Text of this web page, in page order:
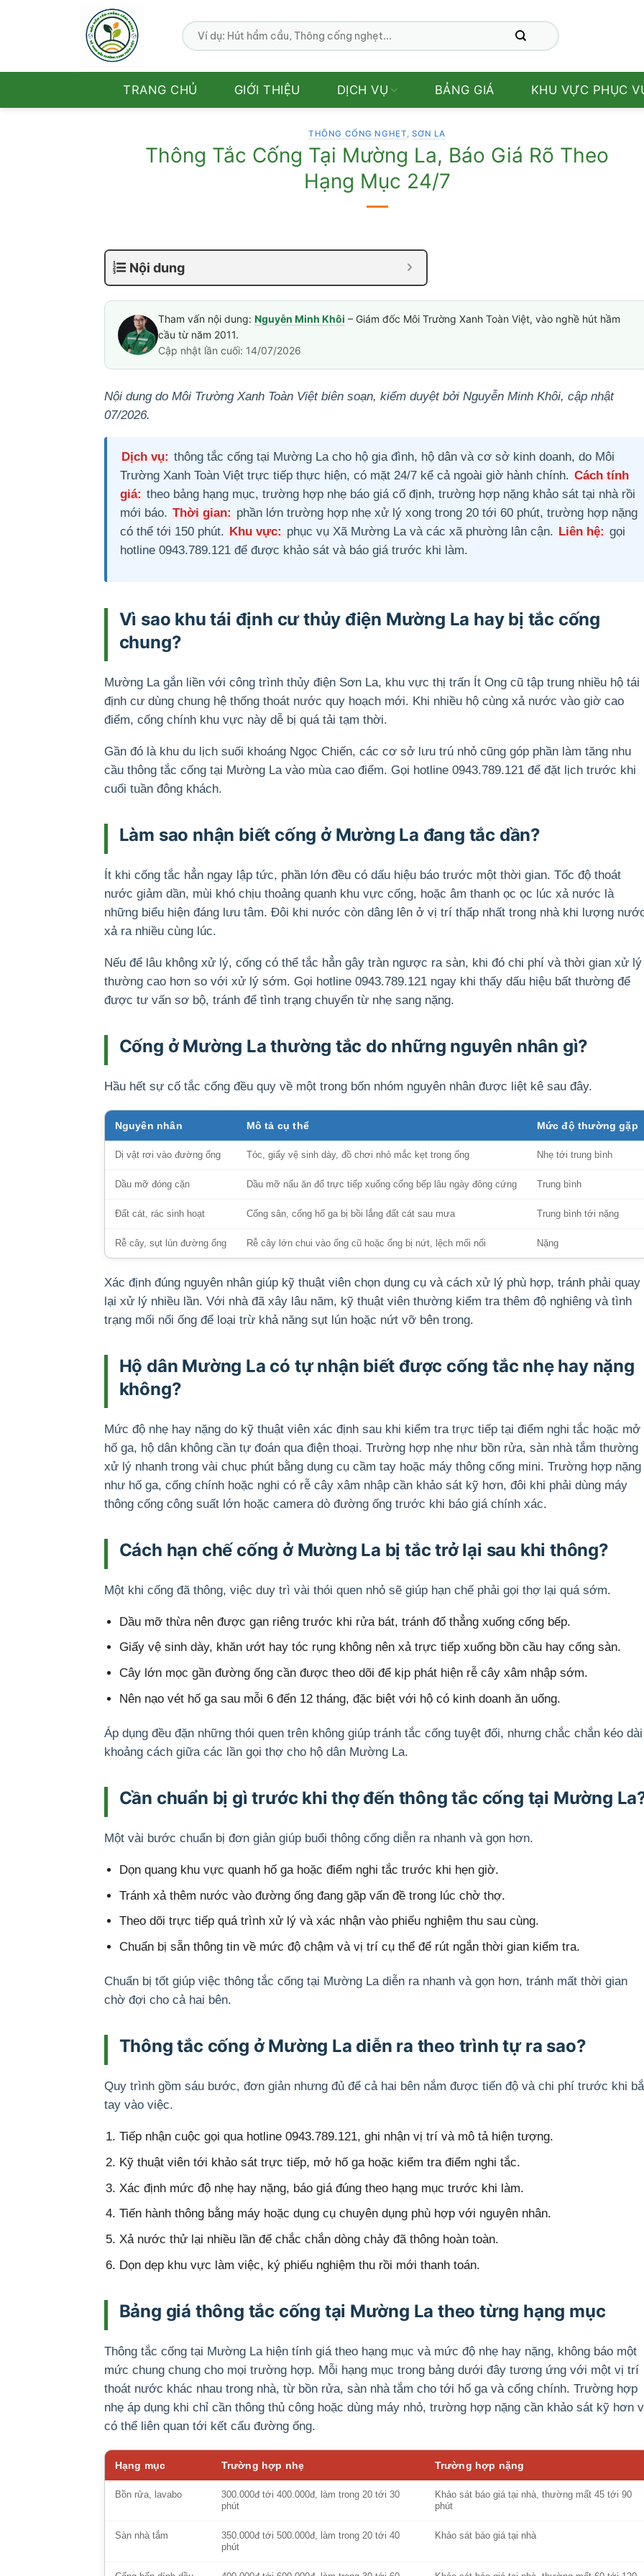
TRANG CHỦ GIỚI THIỆU DỊCH VỤ BẢNG GIÁ KHU VỰC PHỤC
THÔNG CỐNG NGHẸT,SƠN LA
Thông Tắc Cống Tại Mường La, Báo Giá Rõ Theo
Hạng Mục 24/7
Nội dung
Tham vấn nội dung: Nguyễn Minh Khôi – Giám đốc Môi Trường Xanh Toàn Việt, vào nghề hút hầm
cầu từ năm 2011.
Cập nhật lần cuối: 14/07/2026
Nội dung do Môi Trường Xanh Toàn Việt biên soạn, kiểm duyệt bởi Nguyễn Minh Khôi, cập nhật
07/2026.
Dịch vụ: thông tắc cống tại Mường La cho hộ gia đình, hộ dân và cơ sở kinh doanh, do Môi
Trường Xanh Toàn Việt trực tiếp thực hiện, có mặt 24/7 kể cả ngoài giờ hành chính.
Cách tính
giá: theo bảng hạng mục, trường hợp nhẹ báo giá cố định, trường hợp nặng khảo sát tại nhà rồi
mới báo.
Thời gian: phần lớn trường hợp nhẹ xử lý xong trong 20 tới 60 phút, trường hợp nặng
có thể tới 150 phút.
Khu vực: phục vụ Xã Mường La và các xã phường lân cận. Liên hệ: gọi
hotline 0943.789.121 để được khảo sát và báo giá trước khi làm.
Vì sao khu tái định cư thủy điện Mường La hay bị tắc cống
chung?
Mường La gắn liền với công trình thủy điện Sơn La, khu vực thị trấn Ít Ong cũ tập trung nhiều hộ tái
định cư dùng chung hệ thống thoát nước quy hoạch mới. Khi nhiều hộ cùng xả nước vào giờ cao
điểm, cống chính khu vực này dễ bị quá tải tạm thời.
Gần đó là khu du lịch suối khoáng Ngọc Chiến, các cơ sở lưu trú nhỏ cũng góp phần làm tăng nhu
cầu thông tắc cống tại Mường La vào mùa cao điểm. Gọi hotline 0943.789.121 để đặt lịch trước khi
cuối tuần đông khách.
Làm sao nhận biết cống ở Mường La đang tắc dần?
Ít khi cống tắc hẳn ngay lập tức, phần lớn đều có dấu hiệu báo trước một thời gian. Tốc độ thoát
nước giảm dần, mùi khó chịu thoảng quanh khu vực cống, hoặc âm thanh ọc ọc lúc xả nước là
những biểu hiện đáng lưu tâm. Đôi khi nước còn dâng lên ở vị trí thấp nhất trong nhà khi lượng
xả ra nhiều cùng lúc.
Nếu để lâu không xử lý, cống có thể tắc hẳn gây tràn ngược ra sàn, khi đó chi phí và thời gian xử lý
thường cao hơn so với xử lý sớm. Gọi hotline 0943.789.121 ngay khi thấy dấu hiệu bất thường để
được tư vấn sơ bộ, tránh để tình trạng chuyển từ nhẹ sang nặng.
Cống ở Mường La thường tắc do những nguyên nhân gì?
Hầu hết sự cố tắc cống đều quy về một trong bốn nhóm nguyên nhân được liệt kê sau đây.
Nguyên nhân Mô tả cụ thể Mức độ thường gặp
Dị vật rơi vào đường ống Tóc, giấy vệ sinh dày, đồ chơi nhỏ mắc kẹt trong ống Nhẹ tới trung bình
Dầu mỡ đóng cặn Dầu mỡ nấu ăn đổ trực tiếp xuống cống bếp lâu ngày đông cứng Trung bình
Đất cát, rác sinh hoạt Cống sân, cống hố ga bị bồi lắng đất cát sau mưa Trung bình tới nặng
Rễ cây, sụt lún đường ống Rễ cây lớn chui vào ống cũ hoặc ống bị nứt, lệch mối nối Nặng
Xác định đúng nguyên nhân giúp kỹ thuật viên chọn dụng cụ và cách xử lý phù hợp, tránh phải quay
lại xử lý nhiều lần. Với nhà đã xây lâu năm, kỹ thuật viên thường kiểm tra thêm độ nghiêng và tình
trạng mối nối ống để loại trừ khả năng sụt lún hoặc nứt vỡ bên trong.
Hộ dân Mường La có tự nhận biết được cống tắc nhẹ hay nặng
không?
Mức độ nhẹ hay nặng do kỹ thuật viên xác định sau khi kiểm tra trực tiếp tại điểm nghi tắc hoặc mở
hố ga, hộ dân không cần tự đoán qua điện thoại. Trường hợp nhẹ như bồn rửa, sàn nhà tắm thường
xử lý nhanh trong vài chục phút bằng dụng cụ cầm tay hoặc máy thông cống mini. Trường hợp nặng
như hố ga, cống chính hoặc nghi có rễ cây xâm nhập cần khảo sát kỹ hơn, đôi khi phải dùng máy
thông cống công suất lớn hoặc camera dò đường ống trước khi báo giá chính xác.
Cách hạn chế cống ở Mường La bị tắc trở lại sau khi thông?
Một khi cống đã thông, việc duy trì vài thói quen nhỏ sẽ giúp hạn chế phải gọi thợ lại quá sớm.
Dầu mỡ thừa nên được gạn riêng trước khi rửa bát, tránh đổ thẳng xuống cống bếp.
Giấy vệ sinh dày, khăn ướt hay tóc rụng không nên xả trực tiếp xuống bồn cầu hay cống sàn.
Cây lớn mọc gần đường ống cần được theo dõi để kịp phát hiện rễ cây xâm nhập sớm.
Nên nạo vét hố ga sau mỗi 6 đến 12 tháng, đặc biệt với hộ có kinh doanh ăn uống.
Áp dụng đều đặn những thói quen trên không giúp tránh tắc cống tuyệt đối, nhưng chắc chắn kéo dài
khoảng cách giữa các lần gọi thợ cho hộ dân Mường La.
Cần chuẩn bị gì trước khi thợ đến thông tắc cống tại Mường
Một vài bước chuẩn bị đơn giản giúp buổi thông cống diễn ra nhanh và gọn hơn.
Dọn quang khu vực quanh hố ga hoặc điểm nghi tắc trước khi hẹn giờ.
Tránh xả thêm nước vào đường ống đang gặp vấn đề trong lúc chờ thợ.
Theo dõi trực tiếp quá trình xử lý và xác nhận vào phiếu nghiệm thu sau cùng.
Chuẩn bị sẵn thông tin về mức độ chậm và vị trí cụ thể để rút ngắn thời gian kiểm tra.
Chuẩn bị tốt giúp việc thông tắc cống tại Mường La diễn ra nhanh và gọn hơn, tránh mất thời gian
chờ đợi cho cả hai bên.
Thông tắc cống ở Mường La diễn ra theo trình tự ra sao?
Quy trình gồm sáu bước, đơn giản nhưng đủ để cả hai bên nắm được tiến độ và chi phí trước khi
tay vào việc.
Tiếp nhận cuộc gọi qua hotline 0943.789.121, ghi nhận vị trí và mô tả hiện tượng.
Kỹ thuật viên tới khảo sát trực tiếp, mở hố ga hoặc kiểm tra điểm nghi tắc.
Xác định mức độ nhẹ hay nặng, báo giá đúng theo hạng mục trước khi làm.
Tiến hành thông bằng máy hoặc dụng cụ chuyên dụng phù hợp với nguyên nhân.
Xả nước thử lại nhiều lần để chắc chắn dòng chảy đã thông hoàn toàn.
Dọn dẹp khu vực làm việc, ký phiếu nghiệm thu rồi mới thanh toán.
Bảng giá thông tắc cống tại Mường La theo từng hạng mục
Thông tắc cống tại Mường La hiện tính giá theo hạng mục và mức độ nhẹ hay nặng, không báo một
mức chung chung cho mọi trường hợp. Mỗi hạng mục trong bảng dưới đây tương ứng với một vị trí
thoát nước khác nhau trong nhà, từ bồn rửa, sàn nhà tắm cho tới hố ga và cống chính. Trường hợp
nhẹ áp dụng khi chỉ cần thông thủ công hoặc dùng máy nhỏ, trường hợp nặng cần khảo sát kỹ hơn
có thể liên quan tới kết cấu đường ống.
Hạng mục Trường hợp nhẹ Trường hợp nặng
Bồn rửa, lavabo
300.000đ tới 400.000đ, làm trong 20 tới 30
phút
Khảo sát báo giá tại nhà, thường mất 45 tới 90
phút
Sàn nhà tắm
350.000đ tới 500.000đ, làm trong 20 tới 40
phút
Khảo sát báo giá tại nhà